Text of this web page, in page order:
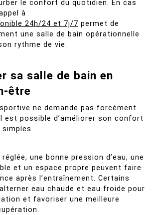
le confort du quotidien. En cas
à
24h/24 et 7j/7 permet de
une salle de bain opérationnelle
rythme de vie.
sa salle de bain en
être
ne demande pas forcément
est possible d’améliorer son confort
une bonne pression d’eau, une
et un espace propre peuvent faire
après l’entraînement. Certains
eau chaude et eau froide pour
et favoriser une meilleure